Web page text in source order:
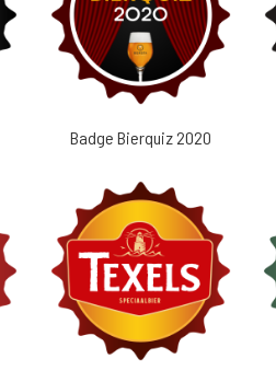
Badge Bierquiz 2020